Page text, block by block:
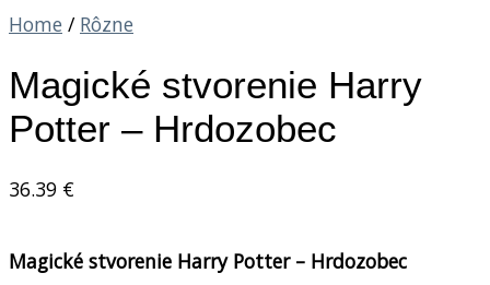
Home / Rôzne
Magické stvorenie Harry
Potter – Hrdozobec
36.39 €
Magické stvorenie Harry Potter – Hrdozobec